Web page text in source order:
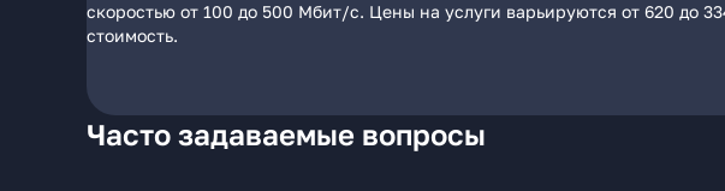
скоростью от 100 до 500 Мбит/с. Цены на услуги варьируются от 620 до
стоимость.
Часто задаваемые вопросы